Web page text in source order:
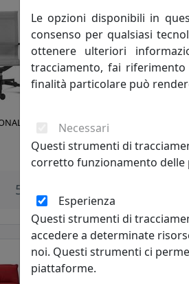
ESSENTIAL
580,00 €
Viciani
Le opzioni disponibili in
consenso per qualsiasi
ottenere ulteriori
tracciamento, fai
finalità particolare può
Necessari
Questi strumenti di
corretto funzionamento delle
Esperienza
Questi strumenti di
accedere a determinate
noi. Questi strumenti ci
piattaforme.